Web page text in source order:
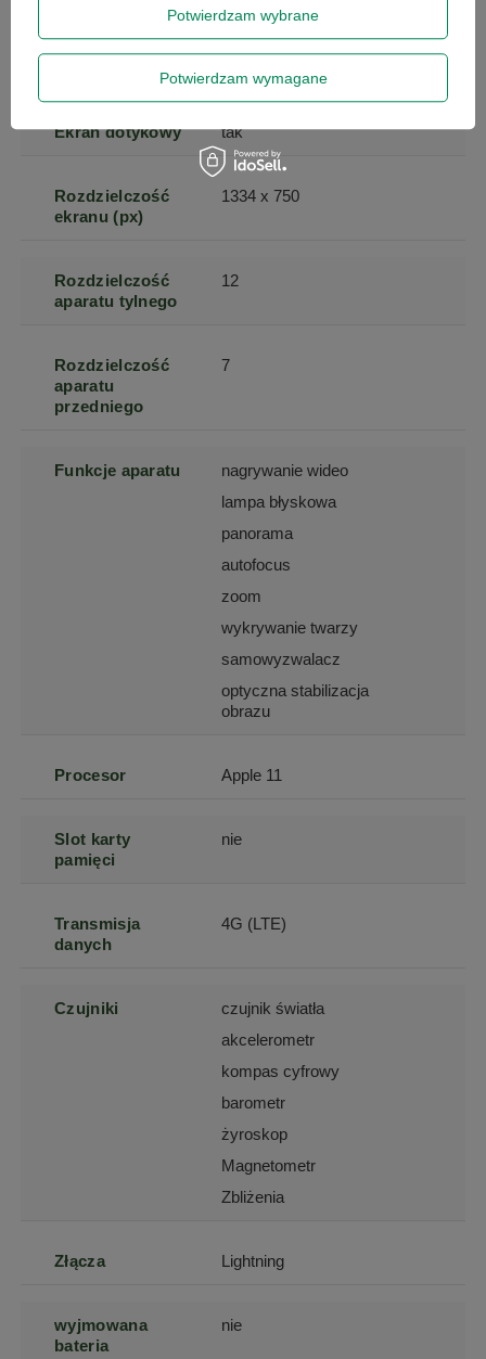
Ekran dotykowy tak
Rozdzielczość
ekranu (px)
1334 x 750
Rozdzielczość
aparatu tylnego
12
Rozdzielczość
aparatu
przedniego
7
Funkcje aparatu
nagrywanie wideo
lampa błyskowa
panorama
autofocus
zoom
wykrywanie twarzy
samowyzwalacz
optyczna stabilizacja
obrazu
Procesor Apple 11
Slot karty
pamięci
nie
Transmisja
danych
4G (LTE)
Czujniki
czujnik światła
akcelerometr
kompas cyfrowy
barometr
żyroskop
Magnetometr
Zbliżenia
Złącza Lightning
wyjmowana
bateria
nie
Potwierdzam wybrane
Potwierdzam wymagane